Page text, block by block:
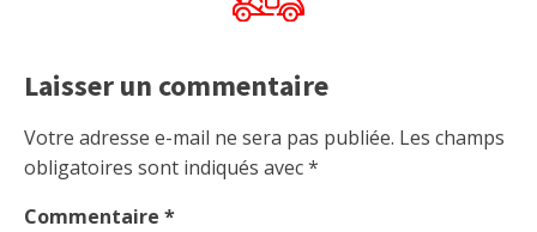
Laisser un commentaire
Votre adresse e-mail ne sera pas publiée. Les champs
obligatoires sont indiqués avec*
Commentaire *